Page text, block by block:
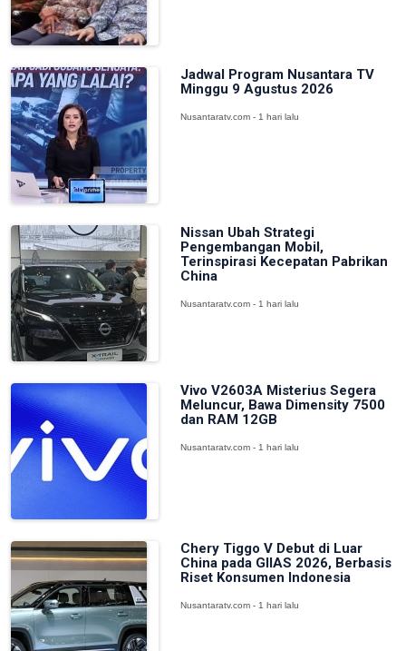
Jadwal Program Nusantara TV
Minggu 9 Agustus 2026
Nusantaratv.com - 1 hari lalu
Nissan Ubah Strategi
Pengembangan Mobil,
Terinspirasi Kecepatan Pabrikan
China
Nusantaratv.com - 1 hari lalu
Vivo V2603A Misterius Segera
Meluncur, Bawa Dimensity 7500
dan RAM 12GB
Nusantaratv.com - 1 hari lalu
Chery Tiggo V Debut di Luar
China pada GIIAS 2026, Berbasis
Riset Konsumen Indonesia
Nusantaratv.com - 1 hari lalu